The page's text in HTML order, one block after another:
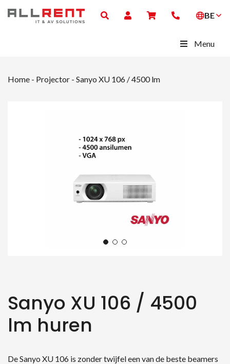
BE
Menu
Home - Projector - Sanyo XU 106 / 4500 lm
Sanyo XU 106 / 4500
lm huren
De Sanyo XU 106 is zonder twijfel een van de beste beamers